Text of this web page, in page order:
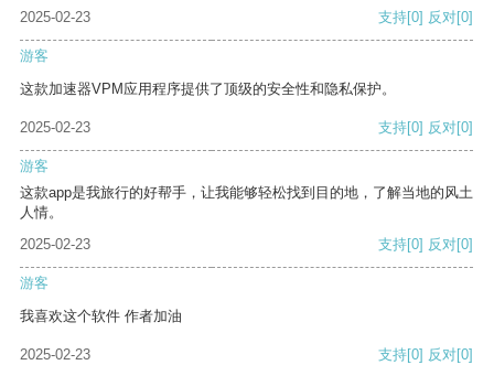
2025-02-23 支持[0] 反对[0]
游客
这款加速器VPM应用程序提供了顶级的安全性和隐私保护。
2025-02-23 支持[0] 反对[0]
游客
这款app是我旅行的好帮手，让我能够轻松找到目的地，了解当地的风土
人情。
2025-02-23
支持[0] 反对[0]
游客
我喜欢这个软件 作者加油
2025-02-23 支持[0] 反对[0]